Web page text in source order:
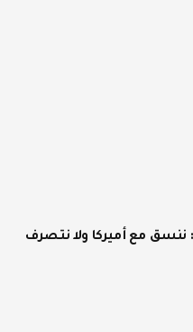
ننسق مع أميركا ولا نتصرف